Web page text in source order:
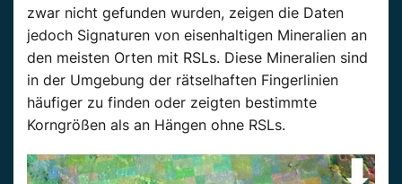
zwar nicht gefunden wurden, zeigen die Daten
jedoch Signaturen von eisenhaltigen Mineralien an
den meisten Orten mit RSLs. Diese Mineralien sind
in der Umgebung der rätselhaften Fingerlinien
häufiger zu finden oder zeigten bestimmte
Korngrößen als an Hängen ohne RSLs.